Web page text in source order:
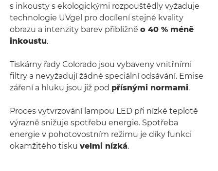
s inkousty s ekologickými rozpouštědly vyžaduje
technologie UVgel pro docílení stejné kvality
obrazu a intenzity barev přibližně o 40 % méně
inkoustu.
Tiskárny řady Colorado jsou vybaveny vnitřními
filtry a nevyžadují žádné speciální odsávání. Emise
záření a hluku jsou již pod přísnými normami.
Proces vytvrzování lampou LED při nízké teplotě
výrazně snižuje spotřebu energie. Spotřeba
energie v pohotovostním režimu je díky funkci
okamžitého tisku velmi nízká.